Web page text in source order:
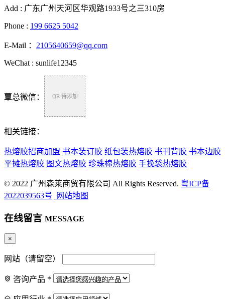
Add : 广东广州天河区华观路1933号之三310房
Phone : 199 6625 5042
E-Mail ： 2105640659@qq.com
WeChat : sunlife12345
覃总微信： QR 待添加
相关链接：
热熔胶招商加盟 书本装订胶 纸包装热熔胶 书刊背胶 书本边胶
平摊热熔胶 图文热熔胶 珍珠棉热熔胶 手挽袋热熔胶
© 2022 广州森莱商贸有限公司 All Rights Reserved. 粤ICP备
2022039563号
网站地图
在线留言 MESSAGE
×
网站（请留空）
咨询产品 *